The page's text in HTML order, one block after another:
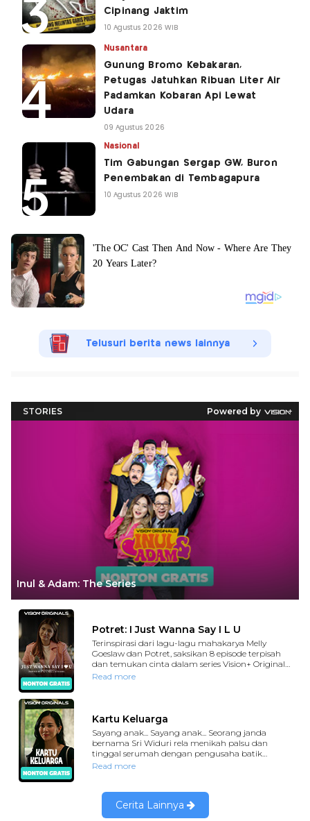
Cipinang Jaktim
10 Agustus 2026 WIB
Nusantara
Gunung Bromo Kebakaran,
Petugas Jatuhkan Ribuan Liter Air
Padamkan Kobaran Api Lewat
Udara
09 Agustus 2026
Nasional
Tim Gabungan Sergap GW, Buron
Penembakan di Tembagapura
10 Agustus 2026 WIB
Telusuri berita news lainnya